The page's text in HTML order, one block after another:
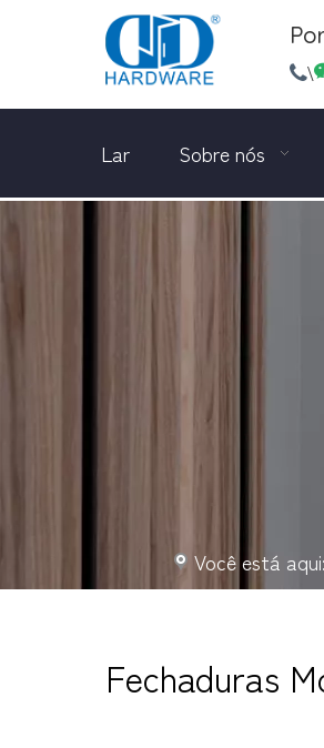
\
Lar Sobre nós
Você está aqui:
Fechaduras